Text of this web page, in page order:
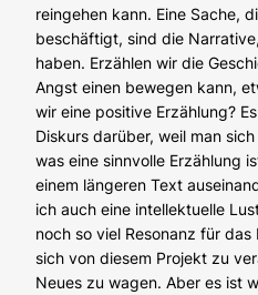
reingehen kann. Eine Sache,
beschäftigt, sind die
haben. Erzählen wir die
Angst einen bewegen kann,
wir eine positive Erzählung?
Diskurs darüber, weil man
was eine sinnvolle Erzählung
einem längeren Text
ich auch eine intellektuelle
noch so viel Resonanz für
sich von diesem Projekt zu
Neues zu wagen. Aber es ist